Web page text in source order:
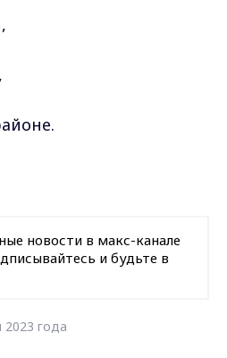
новости в макс-канале
и будьте в
2023 года